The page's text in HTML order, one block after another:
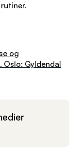
og
Gyldendal